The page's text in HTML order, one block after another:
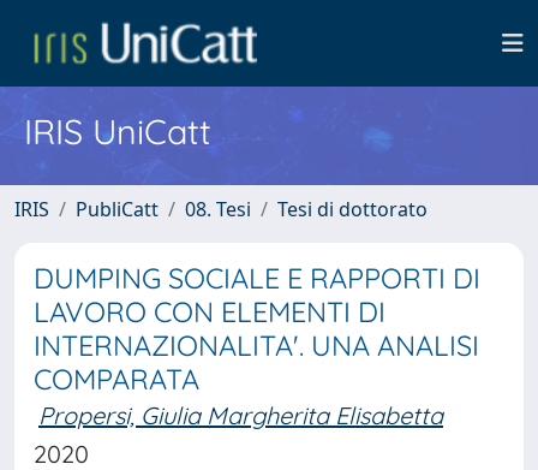
IRIS UniCatt
IRIS PubliCatt 08. Tesi Tesi di dottorato
DUMPING SOCIALE E RAPPORTI DI
LAVORO CON ELEMENTI DI
INTERNAZIONALITA'. UNA ANALISI
COMPARATA
Propersi, Giulia Margherita Elisabetta
2020